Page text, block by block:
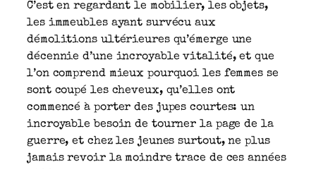
C’est en regardant le mobilier, les objets,
les immeubles ayant survécu aux
démolitions ultérieures qu’émerge une
décennie d’une incroyable vitalité, et que
l’on comprend mieux pourquoi les femmes se
sont coupé les cheveux, qu’elles ont
commencé à porter des jupes courtes: un
incroyable besoin de tourner la page de la
guerre, et chez les jeunes surtout, ne plus
jamais revoir la moindre trace de ces années